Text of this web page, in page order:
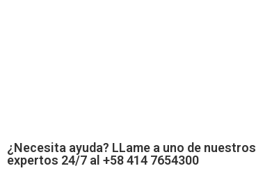
¿Necesita ayuda? LLame a uno de nuestros
expertos 24/7 al +58 414 7654300